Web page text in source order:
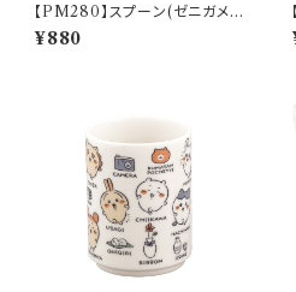
【PM280】スプーン(ゼニガメ)
【Daily Sketch】PM283-850
¥880